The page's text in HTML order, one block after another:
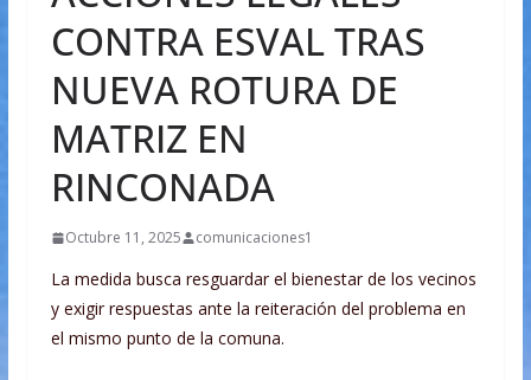
CONTRA ESVAL TRAS
NUEVA ROTURA DE
MATRIZ EN
RINCONADA
Octubre 11, 2025 comunicaciones1
La medida busca resguardar el bienestar de los vecinos
y exigir respuestas ante la reiteración del problema en
el mismo punto de la comuna.